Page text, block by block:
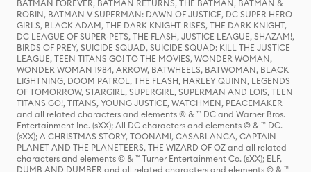
BATMAN FOREVER, BATMAN RETURNS, THE BATMAN, BATMAN &
ROBIN, BATMAN V SUPERMAN: DAWN OF JUSTICE, DC SUPER HERO
GIRLS, BLACK ADAM, THE DARK KNIGHT RISES, THE DARK KNIGHT,
DC LEAGUE OF SUPER-PETS, THE FLASH, JUSTICE LEAGUE, SHAZAM!,
BIRDS OF PREY, SUICIDE SQUAD, SUICIDE SQUAD: KILL THE JUSTICE
LEAGUE, TEEN TITANS GO! TO THE MOVIES, WONDER WOMAN,
WONDER WOMAN 1984, ARROW, BATWHEELS, BATWOMAN, BLACK
LIGHTNING, DOOM PATROL, THE FLASH, HARLEY QUINN, LEGENDS
OF TOMORROW, STARGIRL, SUPERGIRL, SUPERMAN AND LOIS, TEEN
TITANS GO!, TITANS, YOUNG JUSTICE, WATCHMEN, PEACEMAKER
and all related characters and elements © & ™ DC and Warner Bros.
Entertainment Inc. (sXX); All DC characters and elements © & ™ DC.
(sXX); A CHRISTMAS STORY, TOONAMI, CASABLANCA, CAPTAIN
PLANET AND THE PLANETEERS, THE WIZARD OF OZ and all related
characters and elements © & ™ Turner Entertainment Co. (sXX); ELF,
DUMB AND DUMBER and all related characters and elements © & ™